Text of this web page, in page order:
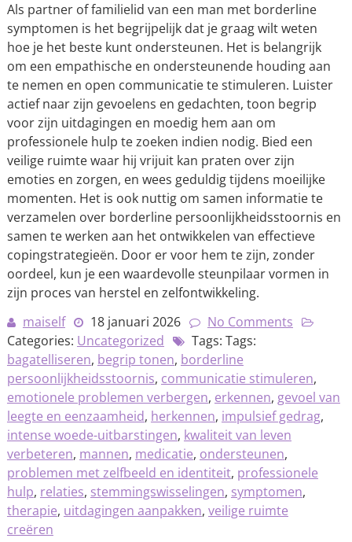
Als partner of familielid van een man met borderline
symptomen is het begrijpelijk dat je graag wilt weten
hoe je het beste kunt ondersteunen. Het is belangrijk
om een empathische en ondersteunende houding aan
te nemen en open communicatie te stimuleren. Luister
actief naar zijn gevoelens en gedachten, toon begrip
voor zijn uitdagingen en moedig hem aan om
professionele hulp te zoeken indien nodig. Bied een
veilige ruimte waar hij vrijuit kan praten over zijn
emoties en zorgen, en wees geduldig tijdens moeilijke
momenten. Het is ook nuttig om samen informatie te
verzamelen over borderline persoonlijkheidsstoornis en
samen te werken aan het ontwikkelen van effectieve
copingstrategieën. Door er voor hem te zijn, zonder
oordeel, kun je een waardevolle steunpilaar vormen in
zijn proces van herstel en zelfontwikkeling.
maiself
18 januari 2026
No Comments
Categories: Uncategorized
Tags: Tags:
bagatelliseren, begrip tonen, borderline
persoonlijkheidsstoornis, communicatie stimuleren,
emotionele problemen verbergen, erkennen, gevoel van
leegte en eenzaamheid, herkennen, impulsief gedrag,
intense woede-uitbarstingen, kwaliteit van leven
verbeteren, mannen, medicatie, ondersteunen,
problemen met zelfbeeld en identiteit, professionele
hulp, relaties, stemmingswisselingen, symptomen,
therapie, uitdagingen aanpakken, veilige ruimte
creëren